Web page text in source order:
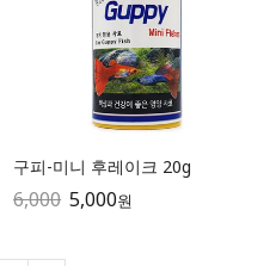
구피-미니 후레이크 20g
6,000 5,000원